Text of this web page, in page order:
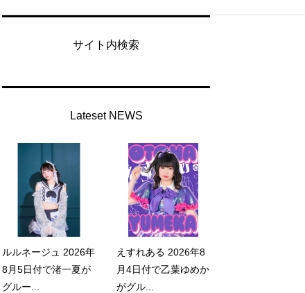
サイト内検索
Lateset NEWS
ルルネージュ 2026年
8月5日付で渚一夏が
グルー...
えすれある 2026年8
月4日付で乙葉ゆめか
がグル...